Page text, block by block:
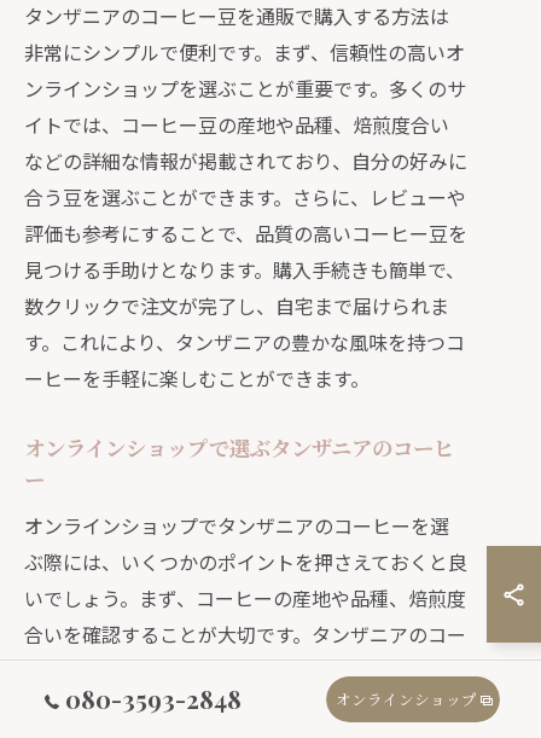
タンザニアのコーヒー豆を通販で購入する方法は
非常にシンプルで便利です。まず、信頼性の高いオ
ンラインショップを選ぶことが重要です。多くのサ
イトでは、コーヒー豆の産地や品種、焙煎度合い
などの詳細な情報が掲載されており、自分の好みに
合う豆を選ぶことができます。さらに、レビューや
評価も参考にすることで、品質の高いコーヒー豆を
見つける手助けとなります。購入手続きも簡単で、
数クリックで注文が完了し、自宅まで届けられま
す。これにより、タンザニアの豊かな風味を持つコ
ーヒーを手軽に楽しむことができます。
オンラインショップで選ぶタンザニアのコーヒ
ー
オンラインショップでタンザニアのコーヒーを選
ぶ際には、いくつかのポイントを押さえておくと良
いでしょう。まず、コーヒーの産地や品種、焙煎度
合いを確認することが大切です。タンザニアのコー
ヒーは、その独特な風味と豊かなアロマが魅力で、
特にキリマンジャロ地区の豆が有名です。また、有
080-3593-2848 オンラインショップ